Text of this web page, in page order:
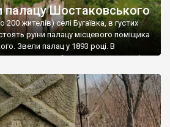
палацу Шостаковського
жителів) селі Бугаївка, в густих
руїни палацу місцевого поміщика
Звели палац у 1893 році. В
спочатку містилася школа, потім
туберкульозну лікарню. Коли із
– ми точно не […]